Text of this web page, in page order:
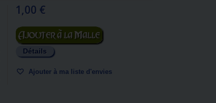
1,00 €
Ajouter au panier
Détails
Ajouter à ma liste d'envies